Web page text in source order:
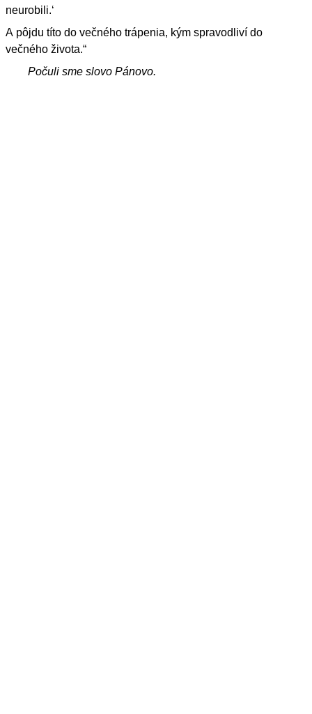
neurobili.‘
A pôjdu títo do večného trápenia, kým spravodliví do
večného života.“
Počuli sme slovo Pánovo.